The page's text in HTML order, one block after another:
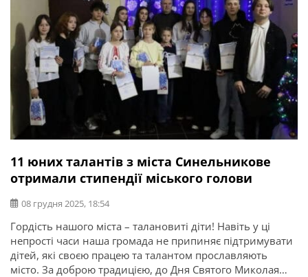
11 юних талантів з міста Синельникове
отримали стипендії міського голови
08 грудня 2025, 18:54
Гордість нашого міста – талановиті діти! Навіть у ці
непрості часи наша громада не припиняє підтримувати
дітей, які своєю працею та талантом прославляють
місто. За доброю традицією, до Дня Святого Миколая